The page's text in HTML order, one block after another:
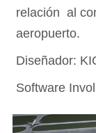
relación al
aeropuerto.
Diseñador:
Software